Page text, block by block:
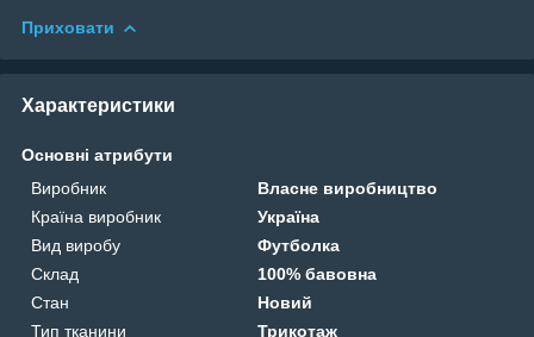
Приховати
Характеристики
Основні атрибути
Виробник
Власне виробництво
Країна виробник
Україна
Вид виробу
Футболка
Склад
100% бавовна
Стан
Новий
Тип тканини
Трикотаж